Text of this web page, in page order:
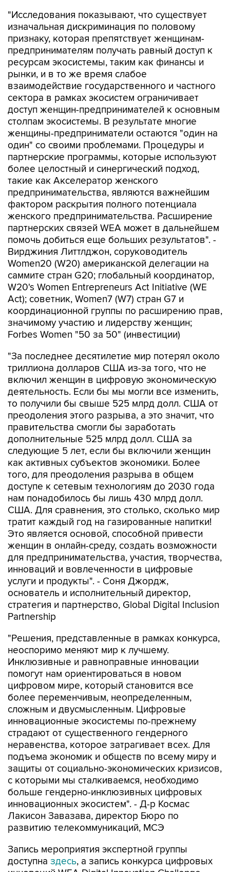
"Исследования показывают, что существует
изначальная дискриминация по половому
признаку, которая препятствует женщинам-
предпринимателям получать равный доступ к
ресурсам экосистемы, таким как финансы и
рынки, и в то же время слабое
взаимодействие государственного и частного
сектора в рамках экосистем ограничивает
доступ женщин-предпринимателей к основным
столпам экосистемы. В результате многие
женщины-предприниматели остаются "один на
один" со своими проблемами. Процедуры и
партнерские программы, которые используют
более целостный и синергический подход,
такие как Акселератор женского
предпринимательства, являются важнейшим
фактором раскрытия полного потенциала
женского предпринимательства. Расширение
партнерских связей WEA может в дальнейшем
помочь добиться еще больших результатов". -
Вирджиния Литтлджон, соруководитель
Women20 (W20) американской делегации на
саммите стран G20; глобальный координатор,
W20's Women Entrepreneurs Act Initiative (WE
Act); советник, Women7 (W7) стран G7 и
координационной группы по расширению прав,
значимому участию и лидерству женщин;
Forbes Women "50 за 50" (инвестиции)
"За последнее десятилетие мир потерял около
триллиона долларов США из-за того, что не
включил женщин в цифровую экономическую
деятельность. Если бы мы могли все изменить,
то получили бы свыше 525 млрд долл. США от
преодоления этого разрыва, а это значит, что
правительства смогли бы заработать
дополнительные 525 млрд долл. США за
следующие 5 лет, если бы включили женщин
как активных субъектов экономики. Более
того, для преодоления разрыва в общем
доступе к сетевым технологиям до 2030 года
нам понадобилось бы лишь 430 млрд долл.
США. Для сравнения, это столько, сколько мир
тратит каждый год на газированные напитки!
Это является основой, способной привести
женщин в онлайн-среду, создать возможности
для предпринимательства, участия, творчества,
инноваций и вовлеченности в цифровые
услуги и продукты". - Соня Джордж,
основатель и исполнительный директор,
стратегия и партнерство, Global Digital Inclusion
Partnership
"Решения, представленные в рамках конкурса,
неоспоримо меняют мир к лучшему.
Инклюзивные и равноправные инновации
помогут нам ориентироваться в новом
цифровом мире, который становится все
более переменчивым, неопределенным,
сложным и двусмысленным. Цифровые
инновационные экосистемы по-прежнему
страдают от существенного гендерного
неравенства, которое затрагивает всех. Для
подъема экономик и обществ по всему миру и
защиты от социально-экономических кризисов,
с которыми мы сталкиваемся, необходимо
больше гендерно-инклюзивных цифровых
инновационных экосистем". - Д-р Космас
Лакисон Завазава, директор Бюро по
развитию телекоммуникаций, МСЭ
Запись мероприятия экспертной группы
доступна здесь, а запись конкурса цифровых